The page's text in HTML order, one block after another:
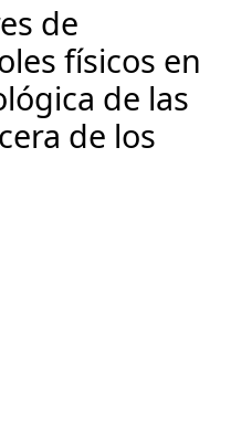
de
físicos en
de las
de los